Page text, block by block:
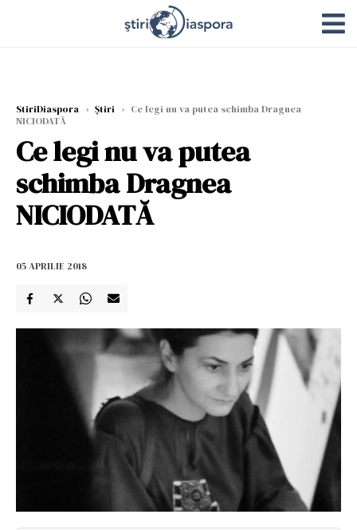
StiriDiaspora › Știri › Ce legi nu va putea schimba Dragnea
NICIODATĂ
Ce legi nu va putea
schimba Dragnea
NICIODATĂ
05 APRILIE 2018